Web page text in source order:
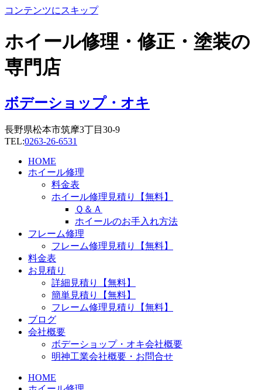
コンテンツにスキップ
ホイール修理・修正・塗装の
専門店
ボデーショップ・オキ
長野県松本市筑摩3丁目30-9
TEL:0263-26-6531
HOME
ホイール修理
料金表
ホイール修理見積り【無料】
Ｑ＆Ａ
ホイールのお手入れ方法
フレーム修理
フレーム修理見積り【無料】
料金表
お見積り
詳細見積り【無料】
簡単見積り【無料】
フレーム修理見積り【無料】
ブログ
会社概要
ボデーショップ・オキ会社概要
明神工業会社概要・お問合せ
HOME